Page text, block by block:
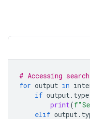
# Accessing
for output in
if output. type
print(f
elif output.